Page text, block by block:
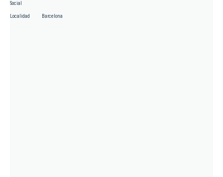
Social
Localidad Barcelona